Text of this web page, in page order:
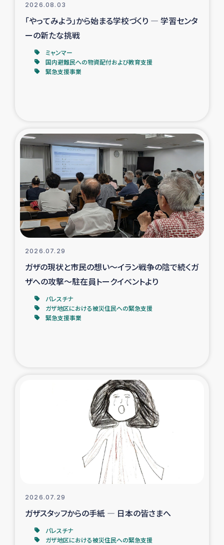
レバノンでのシリア難民・レバノン人への農業支援
海外ルーツの市民との共生
神原ゼミxパルシック
仮設住宅生活支援・農業復興支援
漁業復興支援
インターン・ボランティア日誌
経済自立支援事業
ガザ空爆被災者への食料支援と農家生産支援
ガザ地区における羊の畜産支援
ガザ地区酪農を通した女性グループの生計支援
ふりかけ普及と食生活改善による栄養改善事業
フェアトレード事業
緊急支援事業
女性の生計向上を通じた子どもの栄養改善事業
民際教育
食べる
2026.08.03
「やってみよう」から始まる学校づくり ― 学習センタ
ーの新たな挑戦
ミャンマー
国内避難民への物資配付および教育支援
緊急支援事業
2026.07.29
ガザの現状と市民の想い～イラン戦争の陰で続くガ
ザへの攻撃～駐在員トークイベントより
パレスチナ
ガザ地区における被災住民への緊急支援
緊急支援事業
2026.07.29
ガザスタッフからの手紙 ― 日本の皆さまへ
パレスチナ
ガザ地区における被災住民への緊急支援